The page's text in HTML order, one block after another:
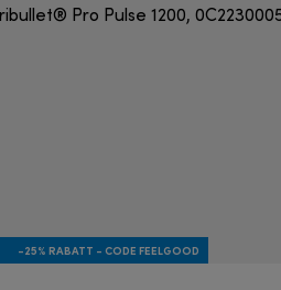
-25% RABATT - CODE FEELGOOD